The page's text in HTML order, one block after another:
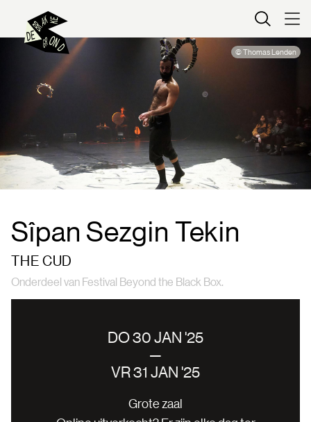
© Thomas Lenden
Sîpan Sezgin Tekin
THE CUD
Onderdeel van Festival Beyond the Black Box.
DO 30 JAN '25
—
VR 31 JAN '25
Grote zaal